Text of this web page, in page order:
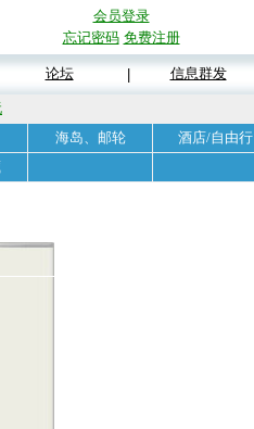
会员登录
忘记密码 免费注册
论坛 信息群发
海岛、邮轮 酒店/自由行